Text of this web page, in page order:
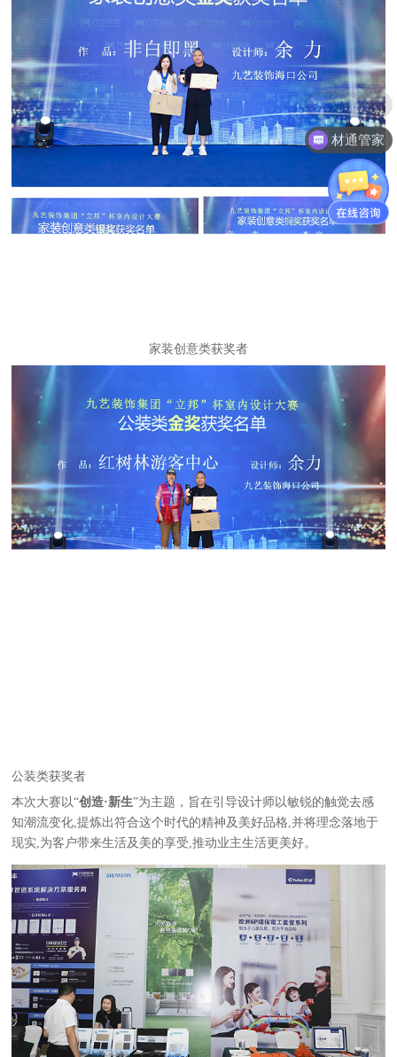
家装创意类获奖者
公装类获奖者
本次大赛以“创造·新生”为主题，旨在引导设计师以敏锐的触觉去感
知潮流变化,提炼出符合这个时代的精神及美好品格,并将理念落地于
现实,为客户带来生活及美的享受,推动业主生活更美好。
材通管家